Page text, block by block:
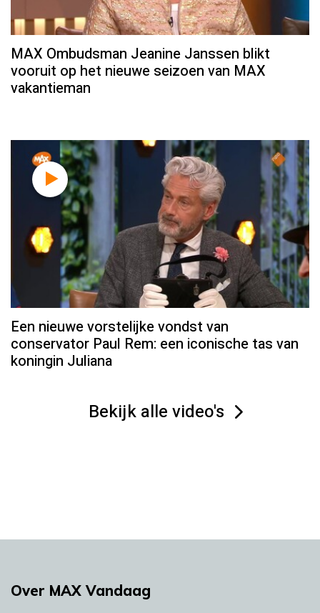
MAX Ombudsman Jeanine Janssen blikt
vooruit op het nieuwe seizoen van MAX
vakantieman
Een nieuwe vorstelijke vondst van
conservator Paul Rem: een iconische tas van
koningin Juliana
Bekijk alle video's
Over MAX Vandaag